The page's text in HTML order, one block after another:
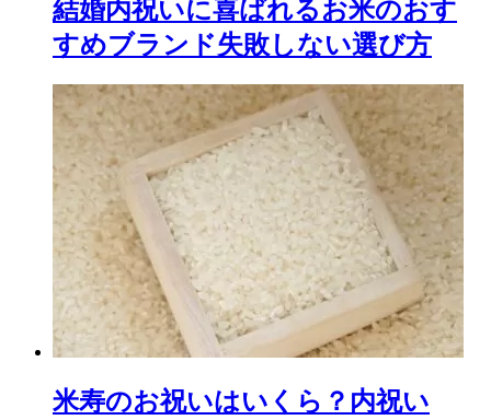
結婚内祝いに喜ばれるお米のおす
すめブランド失敗しない選び方
米寿のお祝いはいくら？内祝い